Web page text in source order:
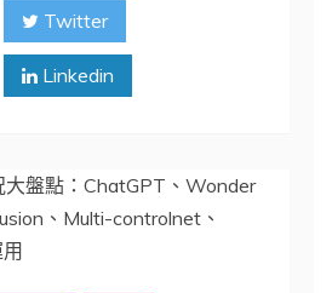
Twitter
Linkedin